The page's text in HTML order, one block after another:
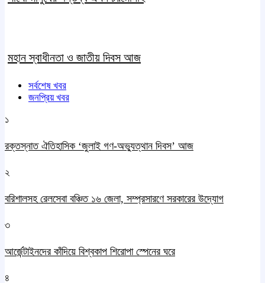
মহান স্বাধীনতা ও জাতীয় দিবস আজ
সর্বশেষ খবর
জনপ্রিয় খবর
১
রক্তস্নাত ঐতিহাসিক ‌‘জুলাই গণ-অভ্যুত্থান দিবস’ আজ
২
বরিশালসহ রেলসেবা বঞ্চিত ১৬ জেলা, সম্প্রসারণে সরকারের উদ্যোগ
৩
আর্জেন্টাইনদের কাঁদিয়ে বিশ্বকাপ শিরোপা স্পেনের ঘরে
৪